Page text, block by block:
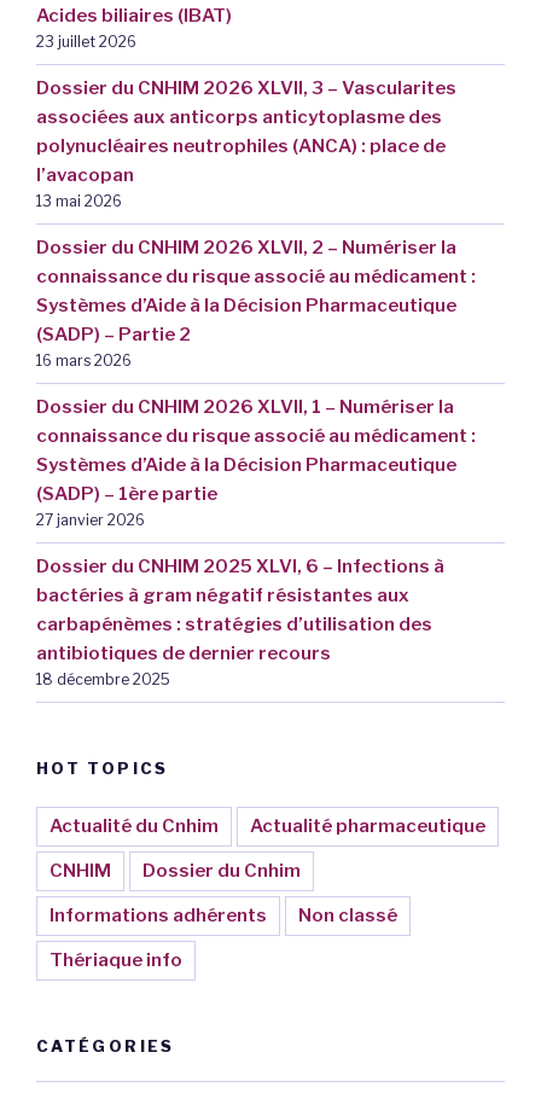
Acides biliaires (IBAT)
23 juillet 2026
Dossier du CNHIM 2026 XLVII, 3 – Vascularites
associées aux anticorps anticytoplasme des
polynucléaires neutrophiles (ANCA) : place de
l’avacopan
13 mai 2026
Dossier du CNHIM 2026 XLVII, 2 – Numériser la
connaissance du risque associé au médicament :
Systèmes d’Aide à la Décision Pharmaceutique
(SADP) – Partie 2
16 mars 2026
Dossier du CNHIM 2026 XLVII, 1 – Numériser la
connaissance du risque associé au médicament :
Systèmes d’Aide à la Décision Pharmaceutique
(SADP) – 1ère partie
27 janvier 2026
Dossier du CNHIM 2025 XLVI, 6 – Infections à
bactéries à gram négatif résistantes aux
carbapénèmes : stratégies d’utilisation des
antibiotiques de dernier recours
18 décembre 2025
HOT TOPICS
Actualité du Cnhim Actualité pharmaceutique
CNHIM Dossier du Cnhim
Informations adhérents Non classé
Thériaque info
CATÉGORIES